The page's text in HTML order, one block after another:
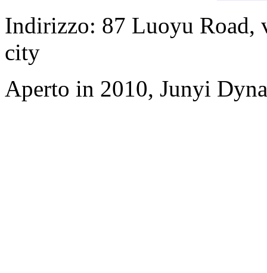
Indirizzo: 87 Luoyu Road,
city
Aperto in 2010, Junyi